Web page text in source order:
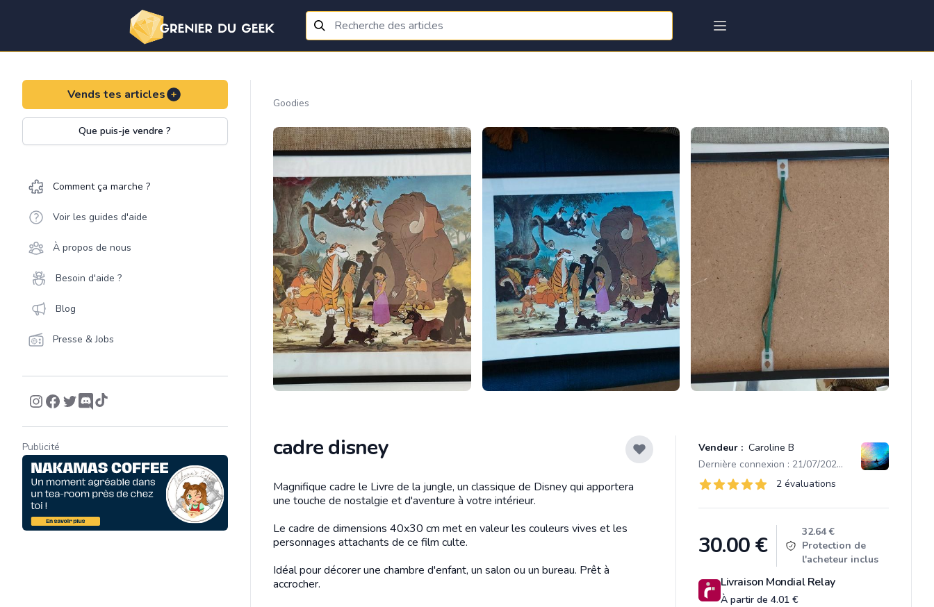
Vends tes articles
Que puis-je vendre ?
Comment ça marche ?
Voir les guides d'aide
À propos de nous
Besoin d'aide ?
Blog
Presse & Jobs
Publicité
Goodies
cadre disney Vendeur : Caroline B
Dernière connexion : 21/07/2026 21:23
Évaluations
2 sur 5 étoiles 2 évaluations
30.00€
32.64 €
Protection de
l'acheteur inclus
Livraison Mondial Relay
À partir de 4.01 €
Description
Magnifique cadre le Livre de la jungle, un classique de Disney qui apportera
une touche de nostalgie et d'aventure à votre intérieur.
Le cadre de dimensions 40x30 cm met en valeur les couleurs vives et les
personnages attachants de ce film culte.
Idéal pour décorer une chambre d'enfant, un salon ou un bureau. Prêt à
accrocher.